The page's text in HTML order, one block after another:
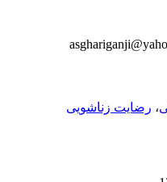
، رضایت زناشویی